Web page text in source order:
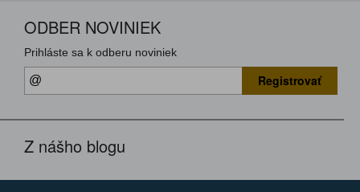
ODBER NOVINIEK
Prihláste sa k odberu noviniek
Registrovať
Z nášho blogu